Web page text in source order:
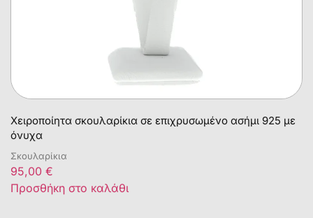
Χειροποίητα σκουλαρίκια σε επιχρυσωμένο ασήμι 925 με
όνυχα
Σκουλαρίκια
95,00 €
Προσθήκη στο καλάθι